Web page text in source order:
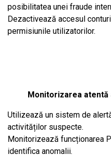
posibilitatea unei fraude
Dezactivează accesul
permisiunile utilizatorilor.
Monitorizarea atentă
Utilizează un sistem de
activităților suspecte.
Monitorizează funcționarea
identifica anomalii.